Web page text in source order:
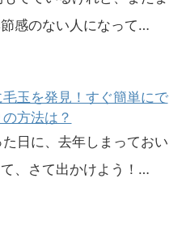
感のない人になって…
玉を発見！すぐ簡単にで
方法は？
日に、去年しまっておい
、さて出かけよう！…